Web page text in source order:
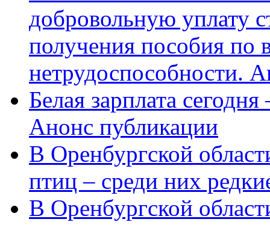
добровольную уплату
получения пособия по
нетрудоспособности.
Белая зарплата
Анонс публикации
В Оренбургской
птиц – среди них
В Оренбургской